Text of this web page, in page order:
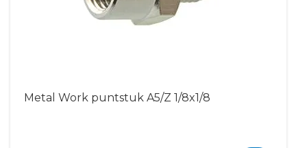
Metal Work puntstuk A5/Z 1/8x1/8